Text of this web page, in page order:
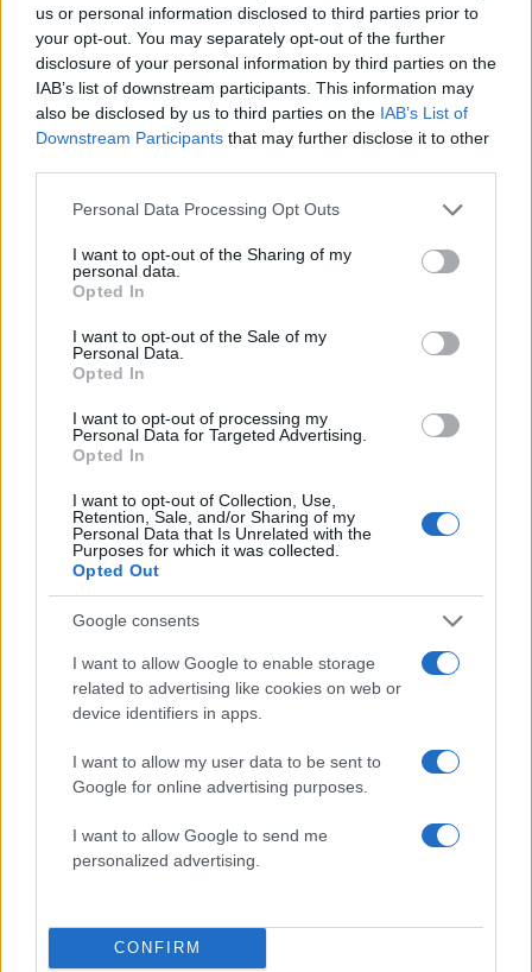
us or personal information disclosed to third parties prior to
your opt-out. You may separately opt-out of the further
disclosure of your personal information by third parties on the
IAB’s list of downstream participants. This information may
also be disclosed by us to third parties on the IAB’s List of
Downstream Participants that may further disclose it to other
Please note that this website/app uses one or more Google
not limited to your visit or usage behaviour. You may click to
grant or deny consent to Google and its third-party tags to
use your data for below specified purposes in below Google
consent section.
Personal Data Processing Opt Outs
I want to opt-out of the Sharing of my
personal data.
Opted In
I want to opt-out of the Sale of my
Personal Data.
Opted In
I want to opt-out of processing my
Personal Data for Targeted Advertising.
Opted In
I want to opt-out of Collection, Use,
Retention, Sale, and/or Sharing of my
Personal Data that Is Unrelated with the
Purposes for which it was collected.
Opted Out
Google consents
I want to allow Google to enable storage
related to advertising like cookies on web or
device identifiers in apps.
I want to allow my user data to be sent to
Google for online advertising purposes.
I want to allow Google to send me
personalized advertising.
CONFIRM
EUROLIFE FFH και HOWDEN MATRIX καθώς και
η ΕΘΝΙΚΗ ΑΣΦΑΛΙΣΤΙΚΗ, SRS GROUP OF
COMPANIES και INTERAMERICAN.
ΔΙΑΦΗΜΙΣΗ
Σχόλια
4χρονος βρέθηκε νεκρός
σε πισίνα
διέσωσε ανθρώπινες
από την
– Πάνω από 250
απομακρύνθηκαν